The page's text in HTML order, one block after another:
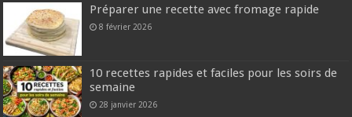
Préparer une recette avec fromage rapide
8 février 2026
10 recettes rapides et faciles pour les soirs de
semaine
28 janvier 2026